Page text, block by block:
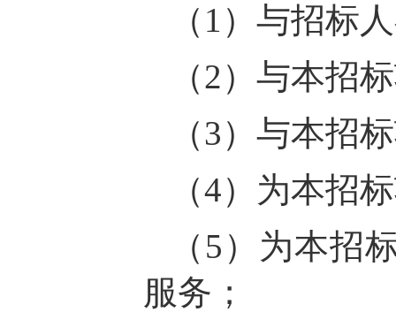
（1）与招标
（2）与本招
（3）与本招
（4）为本招
（5）为本招
服务；